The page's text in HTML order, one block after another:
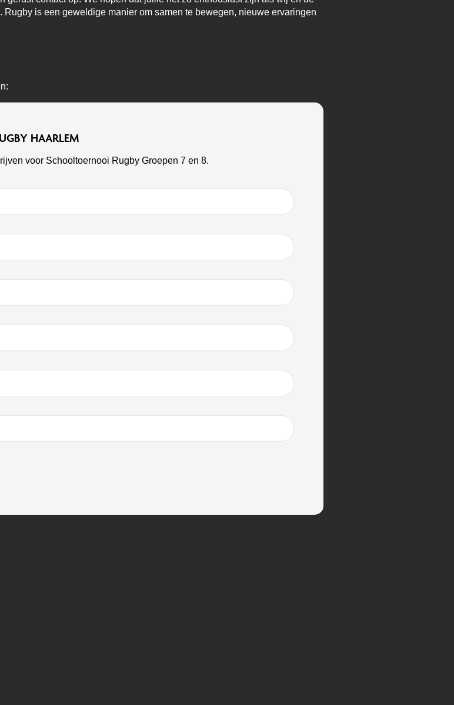
is een geweldige manier om samen te bewegen, nieuwe ervaringen
HAARLEM
voor Schooltoernooi Rugby Groepen 7 en 8.